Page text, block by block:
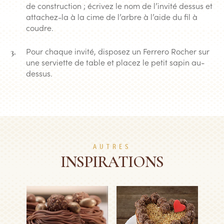
de construction ; écrivez le nom de l’invité dessus et
attachez-la à la cime de l’arbre à l’aide du fil à
coudre.
Pour chaque invité, disposez un Ferrero Rocher sur
une serviette de table et placez le petit sapin au-
dessus.
AUTRES
INSPIRATIONS